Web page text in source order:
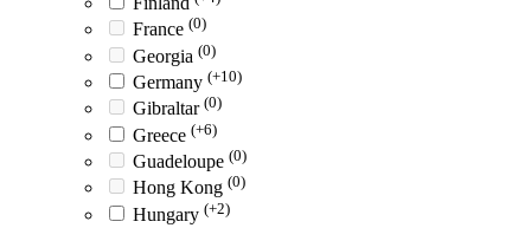
France (0)
Georgia (0)
Germany (+10)
Gibraltar (0)
Greece (+6)
Guadeloupe (0)
Hong Kong (0)
Hungary (+2)